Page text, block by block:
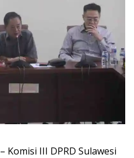
– Komisi III DPRD Sulawesi